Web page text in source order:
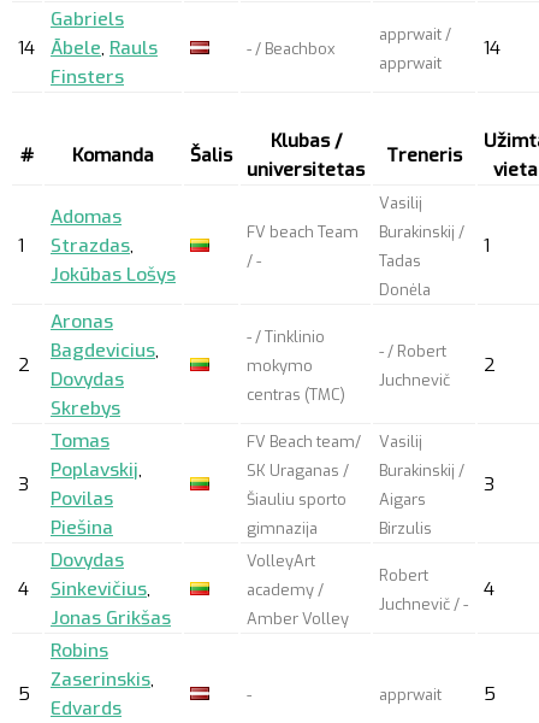
14
Gabriels
Ābele, Rauls
Finsters
- / Beachbox
apprwait/
apprwait
14
# Komanda Šalis
Klubas /
universitetas
Treneris
vieta
1
Adomas
Strazdas,
Jokūbas Lošys
FV beach Team
/ -
Vasilij
Burakinskij /
Tadas
Donėla
1
2
Aronas
Bagdevicius,
Dovydas
Skrebys
- / Tinklinio
mokymo
centras (TMC)
- / Robert
Juchnevič
2
3
Tomas
Poplavskij,
Povilas
Piešina
FV Beach team/
SK Uraganas /
Šiauliu sporto
gimnazija
Vasilij
Burakinskij /
Aigars
Birzulis
3
4
Dovydas
Sinkevičius,
Jonas Grikšas
VolleyArt
academy /
Amber Volley
Robert
Juchnevič / -
4
5
Robins
Zaserinskis,
Edvards
- apprwait 5